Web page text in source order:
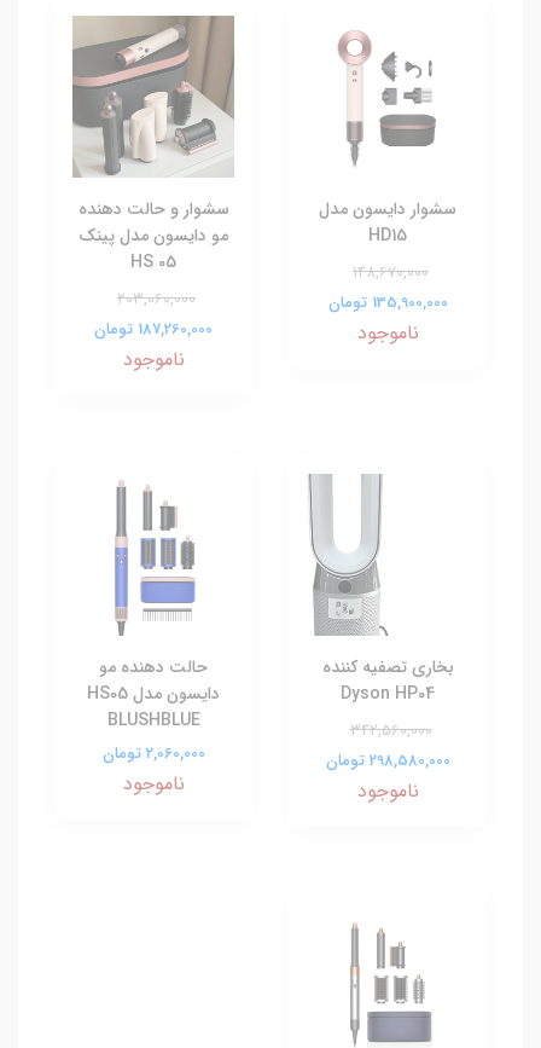
سشوار دایسون مدل
HD15
148,670,000
135,900,000 تومان
ناموجود
سشوار و حالت دهنده
مو دایسون مدل پینک
HS 05
203,060,000
187,260,000 تومان
ناموجود
بخاری تصفیه کننده
Dyson HP04
342,560,000
298,580,000 تومان
ناموجود
حالت دهنده مو
دایسون مدل HS05
BLUSHBLUE
2,060,000 تومان
ناموجود